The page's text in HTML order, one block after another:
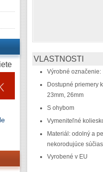
VLASTNOSTI
Výrobné označenie:
Dostupné priemery
23mm, 26mm
S ohybom
Vymeniteľné
Materiál: odolný a
nekorodujúce
Vyrobené v EU